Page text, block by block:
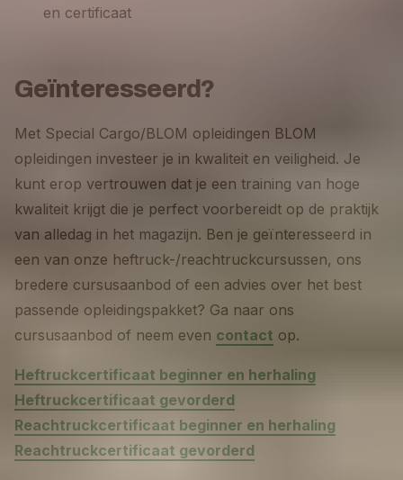
en certificaat
Geïnteresseerd?
Met Special Cargo/BLOM opleidingen BLOM
opleidingen investeer je in kwaliteit en veiligheid. Je
kunt erop vertrouwen dat je een training van hoge
kwaliteit krijgt die je perfect voorbereidt op de praktijk
van alledag in het magazijn. Ben je geïnteresseerd in
een van onze heftruck-/reachtruckcursussen, ons
bredere cursusaanbod of een advies over het best
passende opleidingspakket? Ga naar ons
cursusaanbod of neem even contact op.
Heftruckcertificaat beginner en herhaling
Heftruckcertificaat gevorderd
Reachtruckcertificaat beginner en herhaling
Reachtruckcertificaat gevorderd